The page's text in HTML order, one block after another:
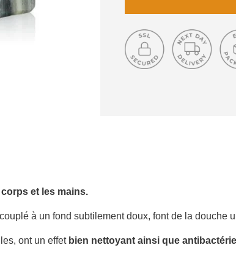
et les mains.
à un fond subtilement doux, font de la douche
ont un effet bien nettoyant ainsi que